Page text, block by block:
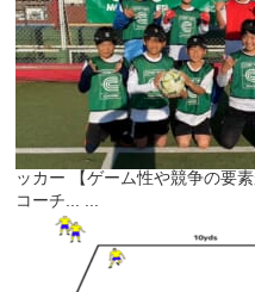
ッカー
【ゲーム性や競争の要
コーチ... ...